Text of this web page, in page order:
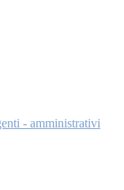
- amministrativi